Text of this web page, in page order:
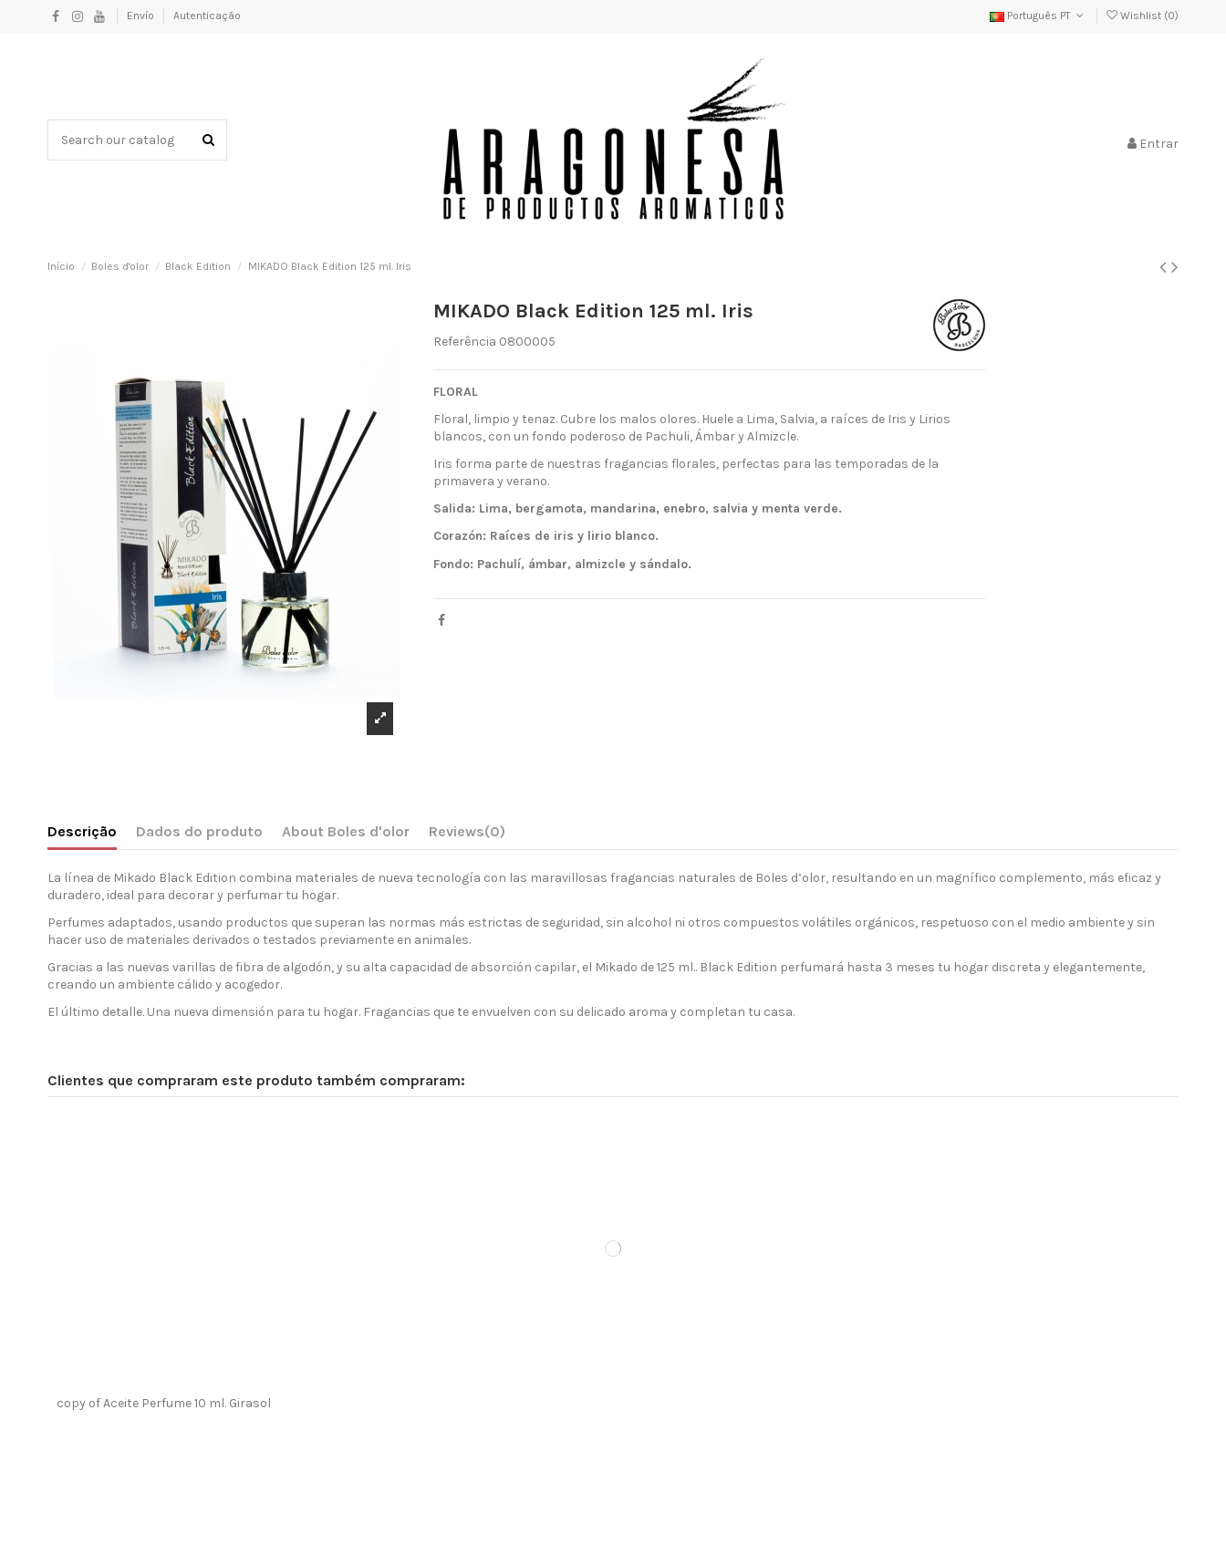
Envío Autenticação Português PT Wishlist (0)
Entrar
Início Boles d'olor Black Edition MIKADO Black Edition 125 ml. Iris
MIKADO Black Edition 125 ml. Iris
Referência 0800005
FLORAL
Floral, limpio y tenaz. Cubre los malos olores. Huele a Lima, Salvia, a raíces de Iris y Lirios
blancos, con un fondo poderoso de Pachuli, Ámbar y Almizcle.
Iris forma parte de nuestras fragancias florales, perfectas para las temporadas de la
primavera y verano.
Salida: Lima, bergamota, mandarina, enebro, salvia y menta verde.
Corazón: Raíces de iris y lirio blanco.
Fondo: Pachulí, ámbar, almizcle y sándalo.
Descrição Dados do produto About Boles d'olor Reviews(0)
La línea de Mikado Black Edition combina materiales de nueva tecnología con las maravillosas fragancias naturales de Boles d’olor, resultando en un magnífico complemento, más eficaz y
duradero, ideal para decorar y perfumar tu hogar.
Perfumes adaptados, usando productos que superan las normas más estrictas de seguridad, sin alcohol ni otros compuestos volátiles orgánicos, respetuoso con el medio ambiente y sin
hacer uso de materiales derivados o testados previamente en animales.
Gracias a las nuevas varillas de fibra de algodón, y su alta capacidad de absorción capilar, el Mikado de 125 ml.. Black Edition perfumará hasta 3 meses tu hogar discreta y elegantemente,
creando un ambiente cálido y acogedor.
El último detalle. Una nueva dimensión para tu hogar. Fragancias que te envuelven con su delicado aroma y completan tu casa.
Clientes que compraram este produto também compraram:
copy of Aceite Perfume 10 ml. Girasol